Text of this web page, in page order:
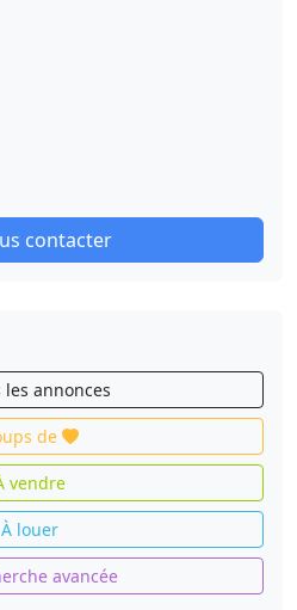
contacter
les annonces
de cœur
vendre
À louer
avancée